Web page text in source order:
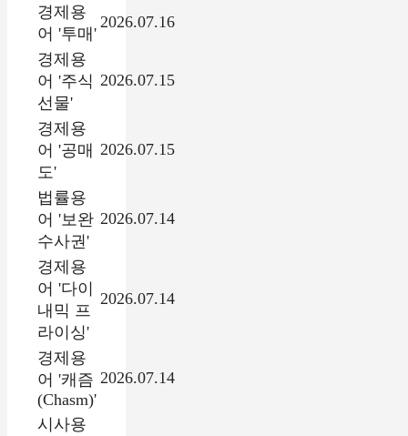
경제용
어 '투매'
2026.07.16
경제용
어 '주식
선물'
2026.07.15
경제용
어 '공매
도'
2026.07.15
법률용
어 '보완
수사권'
2026.07.14
경제용
어 '다이
내믹 프
라이싱'
2026.07.14
경제용
어 '캐즘
(Chasm)'
2026.07.14
시사용